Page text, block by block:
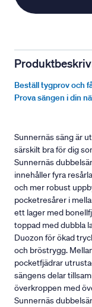
Beställ tygprov och
Prova sängen i din
Sunnernäs säng är
särskilt bra för dig
Sunnernäs
innehåller fyra
och mer robust
pocketresårer i
ett lager med
toppad med dubbla
Duozon för ökad
och bröstrygg.
pocketfjädrar
sängens delar
överkroppen med
Sunnernäs